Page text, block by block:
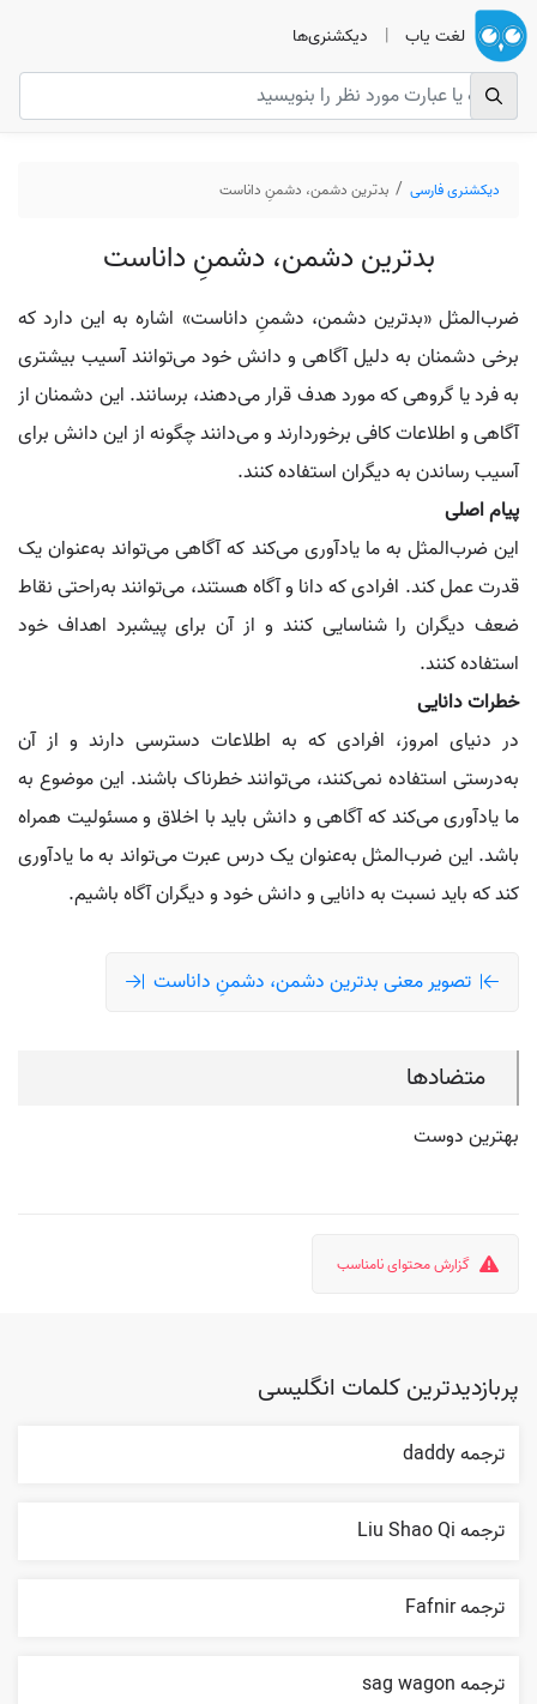
لغت یاب | دیکشنری‌ها
دیکشنری فارسی بدترین دشمن، دشمنِ داناست
بدترین دشمن، دشمنِ داناست
ضرب‌المثل «بدترین دشمن، دشمنِ داناست» اشاره به این دارد که
برخی دشمنان به دلیل آگاهی و دانش خود می‌توانند آسیب بیشتری
به فرد یا گروهی که مورد هدف قرار می‌دهند، برسانند. این دشمنان از
آگاهی و اطلاعات کافی برخوردارند و می‌دانند چگونه از این دانش برای
آسیب رساندن به دیگران استفاده کنند.
پیام اصلی
این ضرب‌المثل به ما یادآوری می‌کند که آگاهی می‌تواند به‌عنوان یک
قدرت عمل کند. افرادی که دانا و آگاه هستند، می‌توانند به‌راحتی نقاط
ضعف دیگران را شناسایی کنند و از آن برای پیشبرد اهداف خود
استفاده کنند.
خطرات دانایی
در دنیای امروز، افرادی که به اطلاعات دسترسی دارند و از آن
به‌درستی استفاده نمی‌کنند، می‌توانند خطرناک باشند. این موضوع به
ما یادآوری می‌کند که آگاهی و دانش باید با اخلاق و مسئولیت همراه
باشد. این ضرب‌المثل به‌عنوان یک درس عبرت می‌تواند به ما یادآوری
کند که باید نسبت به دانایی و دانش خود و دیگران آگاه باشیم.
تصویر معنی بدترین دشمن، دشمنِ داناست
متضادها
بهترین دوست
گزارش محتوای نامناسب
پربازدیدترین کلمات انگلیسی
ترجمه daddy
ترجمه Liu Shao Qi
ترجمه Fafnir
ترجمه sag wagon